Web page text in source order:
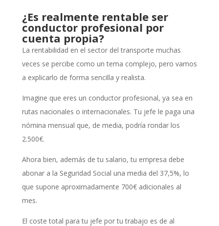
¿Es realmente rentable ser
conductor profesional por
cuenta propia?
La rentabilidad en el sector del transporte muchas
veces se percibe como un tema complejo, pero vamos
a explicarlo de forma sencilla y realista.
Imagine que eres un conductor profesional, ya sea en
rutas nacionales o internacionales. Tu jefe le paga una
nómina mensual que, de media, podría rondar los
2.500€.
Ahora bien, además de tu salario, tu empresa debe
abonar a la Seguridad Social una media del 37,5%, lo
que supone aproximadamente 700€ adicionales al
mes.
El coste total para tu jefe por tu trabajo es de al